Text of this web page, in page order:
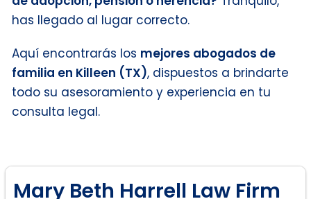
has llegado al lugar correcto.
Aquí encontrarás los mejores abogados de
familia en Killeen (TX), dispuestos a brindarte
todo su asesoramiento y experiencia en tu
consulta legal.
Mary Beth Harrell Law Firm